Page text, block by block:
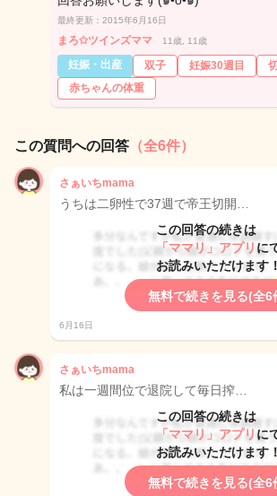
最終更新：2015年6月16日
まろ✩ツインズママ 11歳, 11歳
妊娠・出産 双子 妊娠30週目
赤ちゃんの体重
この質問への回答 （全6件）
さぁいちmama
うちは二卵性で37週で帝王切開…
この回答の続きは
「ママリ」アプリ に
お読みいただけます！
無料で続きを見る(全6
6月16日
さぁいちmama
私は一週間位で退院して毎日搾…
この回答の続きは
「ママリ」アプリ に
お読みいただけます！
無料で続きを見る(全6